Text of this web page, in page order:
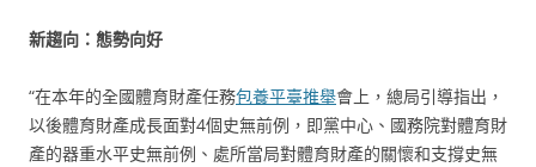
新趨向：態勢向好
“在本年的全國體育財產任務包養平臺推舉會上，總局引導指出，
以後體育財產成長面對4個史無前例，即黨中心、國務院對體育財
產的器重水平史無前例、處所當局對體育財產的關懷和支撐史無